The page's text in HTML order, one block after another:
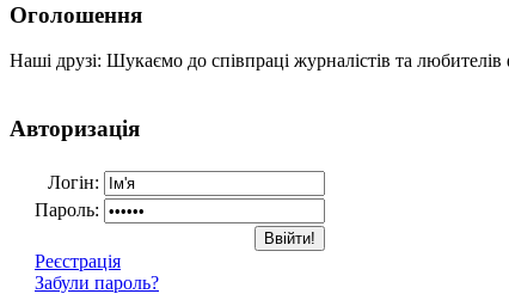
Оголошення
Наші друзі: Шукаємо до співпраці журналістів та
Авторизація
Логін:
Пароль:
Реєстрація
Забули пароль?